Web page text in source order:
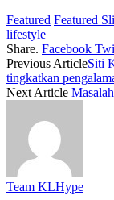
Featured Featured
lifestyle
Share. Facebook
Previous ArticleSiti
tingkatkan
Next Article
Team KLHype